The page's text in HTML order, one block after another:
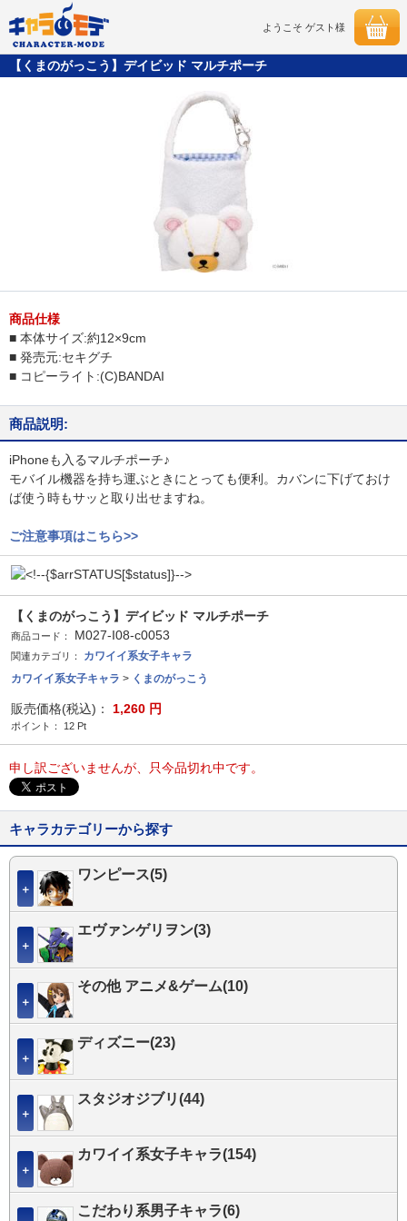
ようこそ ゲスト様
【くまのがっこう】デイビッド マルチポーチ
商品仕様
■ 本体サイズ:約12×9cm
■ 発売元:セキグチ
■ コピーライト:(C)BANDAI
商品説明:
iPhoneも入るマルチポーチ♪
モバイル機器を持ち運ぶときにとっても便利。カバンに下げておけ
ば使う時もサッと取り出せますね。
ご注意事項はこちら>>
【くまのがっこう】デイビッド マルチポーチ
商品コード： M027-I08-c0053
関連カテゴリ：
カワイイ系女子キャラ
カワイイ系女子キャラ > くまのがっこう
販売価格(税込)： 1,260 円
ポイント： 12 Pt
申し訳ございませんが、只今品切れ中です。
キャラカテゴリーから探す
＋
ワンピース(5)
＋
エヴァンゲリヲン(3)
＋
その他 アニメ&ゲーム(10)
＋
ディズニー(23)
＋
スタジオジブリ(44)
＋
カワイイ系女子キャラ(154)
こだわり系男子キャラ(6)